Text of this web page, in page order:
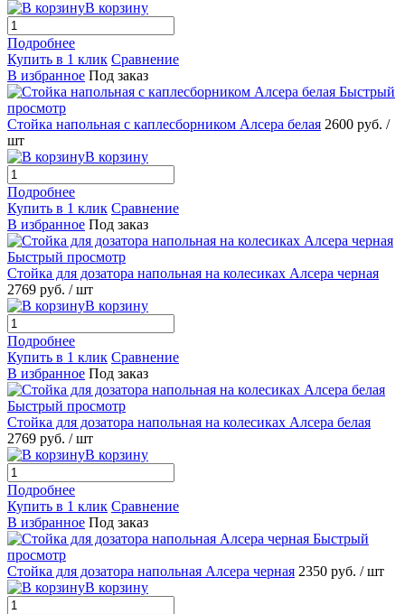
В корзину
Подробнее
Купить в 1 клик Сравнение
В избранное Под заказ
Быстрый
просмотр
Стойка напольная с каплесборником Алсера белая 2600 руб. /
шт
В корзину
Подробнее
Купить в 1 клик Сравнение
В избранное Под заказ
Быстрый просмотр
Стойка для дозатора напольная на колесиках Алсера черная
2769 руб. / шт
В корзину
Подробнее
Купить в 1 клик Сравнение
В избранное Под заказ
Быстрый просмотр
Стойка для дозатора напольная на колесиках Алсера белая
2769 руб. / шт
В корзину
Подробнее
Купить в 1 клик Сравнение
В избранное Под заказ
Быстрый
просмотр
Стойка для дозатора напольная Алсера черная 2350 руб. / шт
В корзину